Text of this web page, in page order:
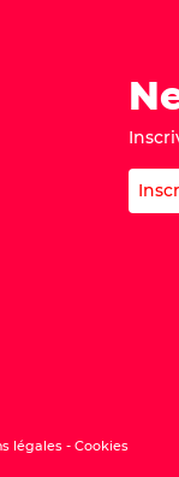
légales Cookies